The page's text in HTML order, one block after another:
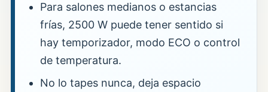
Para salones medianos o estancias
frías, 2500 W puede tener sentido si
hay temporizador, modo ECO o control
de temperatura.
No lo tapes nunca, deja espacio